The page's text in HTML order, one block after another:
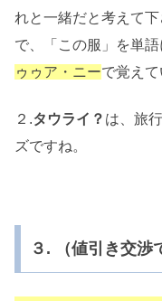
れと一緒だと考えて
で、「この服」を単
ゥゥア・ニーで覚えて
２.タウライ？ は、旅
ズですね。
３. （値引き交渉